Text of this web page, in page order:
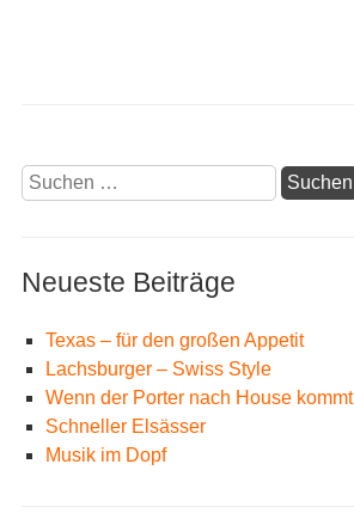
Suchen
nach:
Neueste Beiträge
Texas – für den großen Appetit
Lachsburger – Swiss Style
Wenn der Porter nach House kommt
Schneller Elsässer
Musik im Dopf